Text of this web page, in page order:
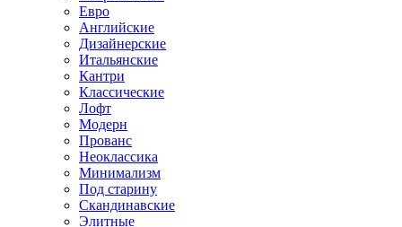
Евро
Английские
Дизайнерские
Итальянские
Кантри
Классические
Лофт
Модерн
Прованс
Неоклассика
Минимализм
Под старину
Скандинавские
Элитные